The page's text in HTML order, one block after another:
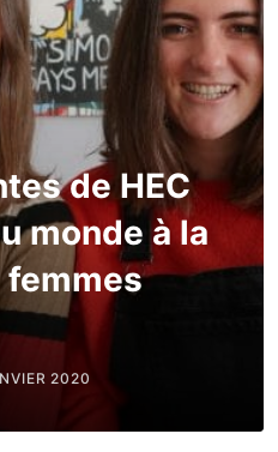
de HEC
monde à la
femmes
2020